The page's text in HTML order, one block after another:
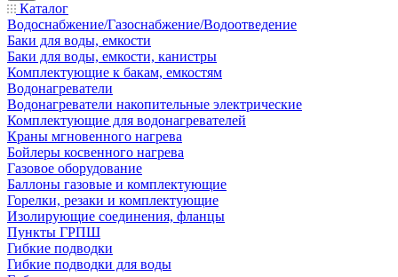
Каталог
Водоснабжение/Газоснабжение/Водоотведение
Баки для воды, емкости
Баки для воды, емкости, канистры
Комплектующие к бакам, емкостям
Водонагреватели
Водонагреватели накопительные электрические
Комплектующие для водонагревателей
Краны мгновенного нагрева
Бойлеры косвенного нагрева
Газовое оборудование
Баллоны газовые и комплектующие
Горелки, резаки и комплектующие
Изолирующие соединения, фланцы
Пункты ГРПШ
Гибкие подводки
Гибкие подводки для воды